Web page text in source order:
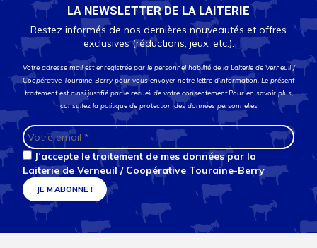
LA NEWSLETTER DE LA LAITERIE
Restez informés de nos dernières nouveautés et offres
exclusives (réductions, jeux, etc.).
Votre adresse mail est enregistrée par le personnel habilité de la Laiterie de Verneuil /
Coopérative Touraine-Berry pour vous envoyer notre lettre d’information. Le présent
traitement est ainsi justifié par le recueil de votre consentement.Pour en savoir plus,
consultez la politique de protection des données personnelles
J’accepte le traitement de mes données par la
Laiterie de Verneuil / Coopérative Touraine-Berry